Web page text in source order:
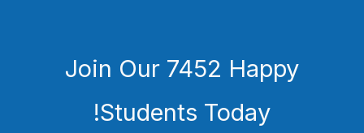
Join Our 7452 Happy
Students​ Today!